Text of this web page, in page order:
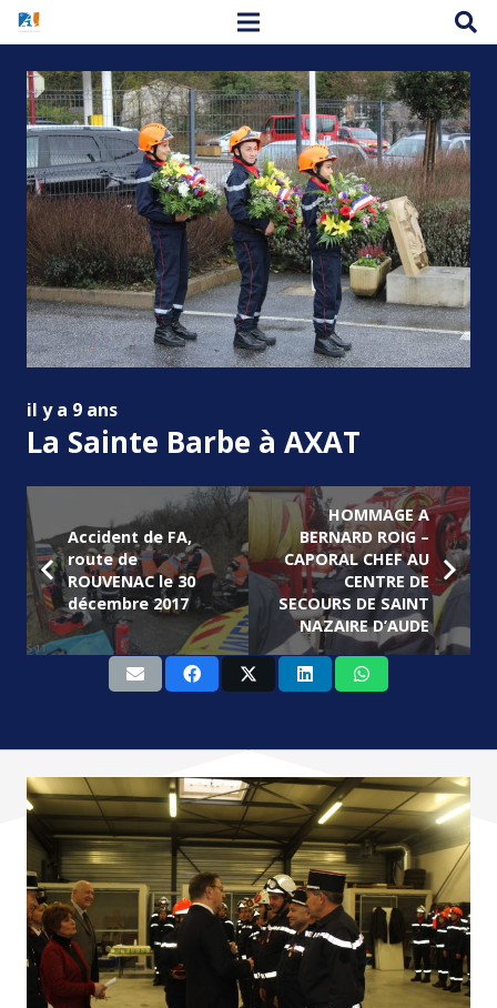
il y a 9 ans
La Sainte Barbe à AXAT
Accident de FA,
route de
ROUVENAC le 30
décembre 2017
HOMMAGE A
BERNARD ROIG –
CAPORAL CHEF AU
CENTRE DE
SECOURS DE SAINT
NAZAIRE D’AUDE